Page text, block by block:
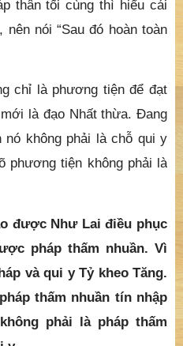
thân tối cùng thì hiểu cái
nói “Sau đó hoàn toàn
chỉ là phương tiện để đạt
là đạo Nhất thừa. Đang
không phải là chỗ qui y
phương tiện không phải là
được Như Lai điều phục
pháp thấm nhuần. Vì
và qui y Tỷ kheo Tăng.
thấm nhuần tín nhập
phải là pháp thấm